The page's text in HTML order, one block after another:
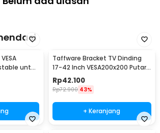
untuk
Taffware Bracket TV Dinding
17-42 Inch VESA200x200 Putar
90 Tilt 15 - X-200
Rp42.100
Rp72.900 43%
+ Keranjang